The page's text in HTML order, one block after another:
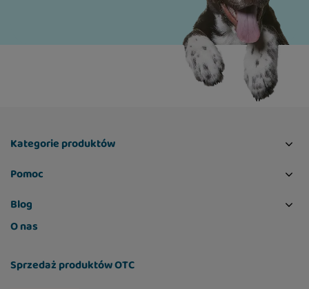
Kategorie produktów
Pomoc
Blog
O nas
Sprzedaż produktów OTC